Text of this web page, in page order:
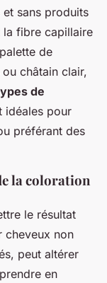
sans produits
la fibre capillaire
de
châtain clair,
de
idéales pour
préférant des
la coloration
le résultat
cheveux non
peut altérer
en